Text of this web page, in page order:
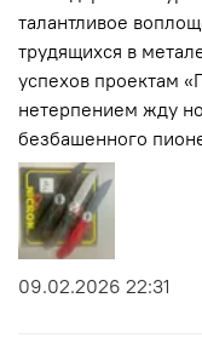
талантливое
трудящихся в
успехов проектам
нетерпением жду
безбашенного
09.02.2026 22:31